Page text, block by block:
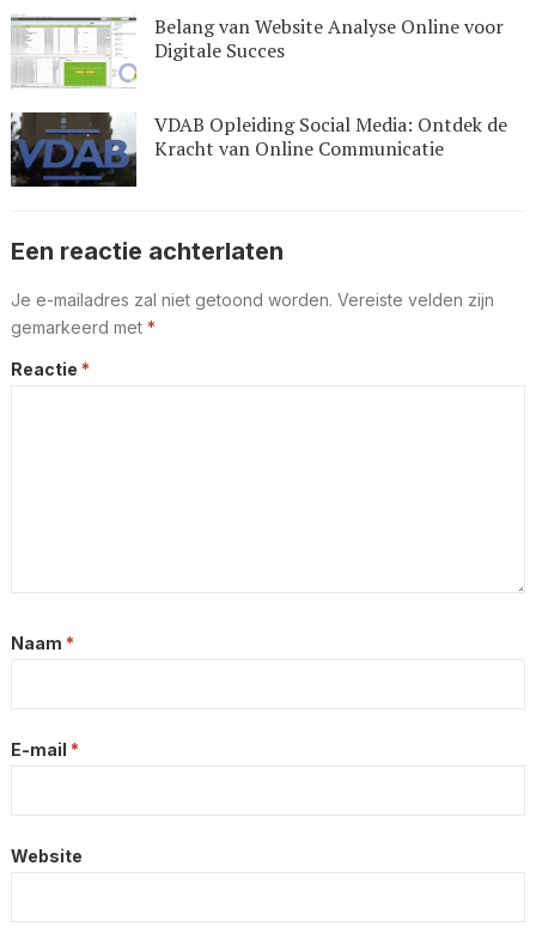
Belang van Website Analyse Online voor
Digitale Succes
VDAB Opleiding Social Media: Ontdek de
Kracht van Online Communicatie
Een reactie achterlaten
Je e-mailadres zal niet getoond worden. Vereiste velden zijn
gemarkeerd met *
Reactie *
Naam *
E-mail *
Website